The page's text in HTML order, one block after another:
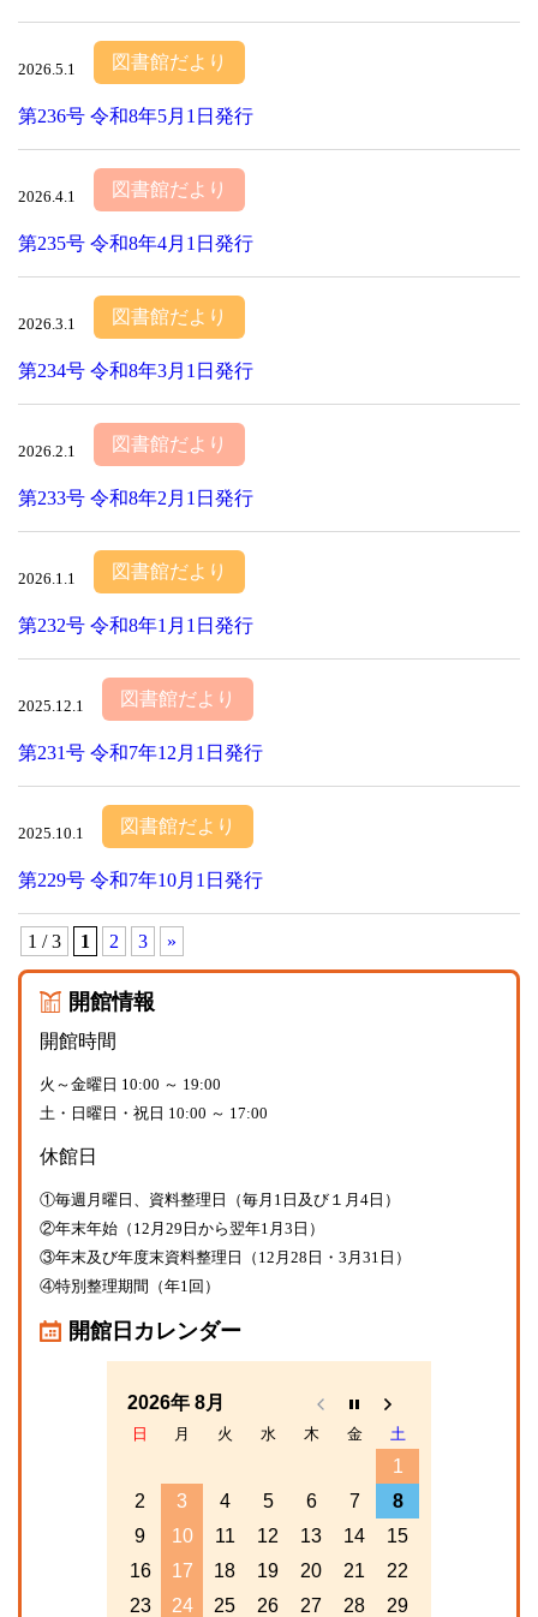
開館情報
開館時間
火～金曜日 10:00 ～ 19:00
土・日曜日・祝日 10:00 ～ 17:00
休館日
①毎週月曜日、資料整理日（毎月1日及び１月4日）
②年末年始（12月29日から翌年1月3日）
③年末及び年度末資料整理日（12月28日・3月31日）
④特別整理期間（年1回）
開館日カレンダー
2026年 8月
日 月 火 水 木 金 土
1
2
3 4 5 6 7
8
9
10 11 12 13 14
15
16
17 18 19 20 21
22
23
24 25 26 27 28
29
2026.5.1 図書館だより
第236号 令和8年5月1日発行
2026.4.1 図書館だより
第235号 令和8年4月1日発行
2026.3.1 図書館だより
第234号 令和8年3月1日発行
2026.2.1 図書館だより
第233号 令和8年2月1日発行
2026.1.1 図書館だより
第232号 令和8年1月1日発行
2025.12.1 図書館だより
第231号 令和7年12月1日発行
2025.10.1 図書館だより
第229号 令和7年10月1日発行
1 / 3 1 2 3 »